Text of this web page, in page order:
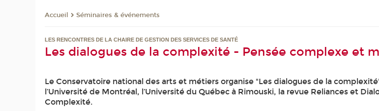
Accueil Séminaires & événements
LES RENCONTRES DE LA CHAIRE DE GESTION DES SERVICES DE SANTÉ
Les dialogues de la complexité - Pensée complexe et
Le Conservatoire national des arts et métiers organise "Les dialogues de la
l’Université de Montréal, l’Université du Québec à Rimouski, la revue Reliances et
Complexité.